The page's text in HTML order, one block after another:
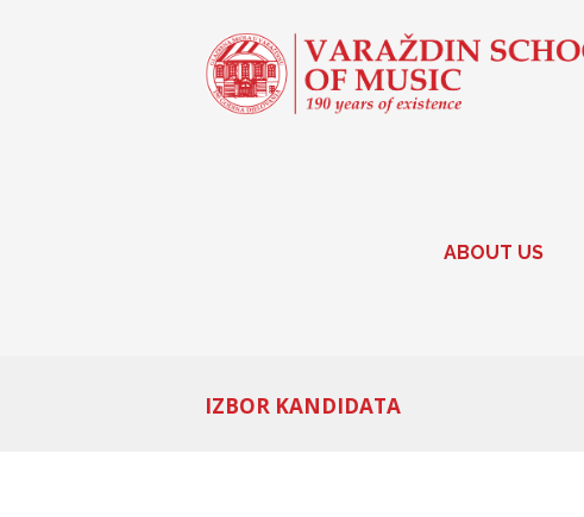
ABOUT US
IZBOR KANDIDATA